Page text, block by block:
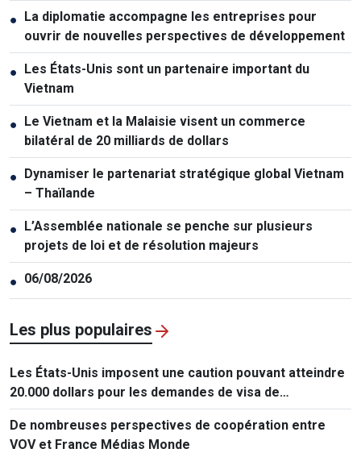
● La diplomatie accompagne les entreprises pour
ouvrir de nouvelles perspectives de développement
● Les États-Unis sont un partenaire important du
Vietnam
● Le Vietnam et la Malaisie visent un commerce
bilatéral de 20 milliards de dollars
● Dynamiser le partenariat stratégique global Vietnam
– Thaïlande
● L’Assemblée nationale se penche sur plusieurs
projets de loi et de résolution majeurs
● 06/08/2026
Les plus populaires
Les États-Unis imposent une caution pouvant atteindre
20.000 dollars pour les demandes de visa de
ressortissants de 50 pays
De nombreuses perspectives de coopération entre
VOV et France Médias Monde